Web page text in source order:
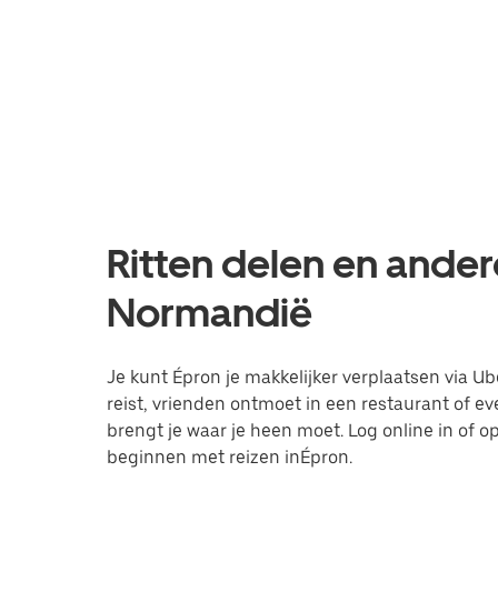
Ritten delen en
Normandië
Je kunt Épron je makkelijker verplaatsen via
reist, vrienden ontmoet in een restaurant of
brengt je waar je heen moet. Log online in of
beginnen met reizen inÉpron.